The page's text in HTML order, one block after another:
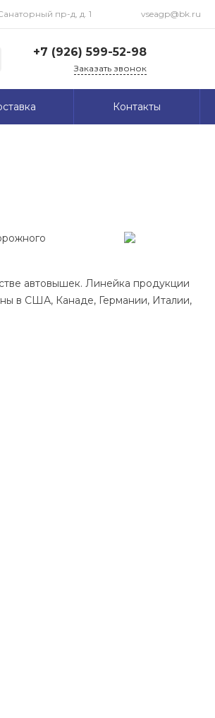
пр-д, д. 1 vseagp@bk.ru
+7 (926) 599-52-98
Московская область, г.
Заказать звонок
Контакты
автовышек. Линейка продукции
в США, Канаде, Германии, Италии,